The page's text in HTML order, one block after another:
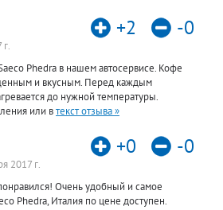
+2 -0
г.
Phedra в нашем автосервисе. Кофе
и вкусным. Перед каждым
до нужной температуры.
или втекст отзыва »
+0 -0
2017 г.
Очень удобный и самое
Phedra, Италия по цене доступен.